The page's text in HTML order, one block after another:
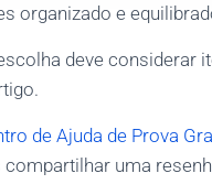
organizado e
deve considerar
de Ajuda de Prova
uma